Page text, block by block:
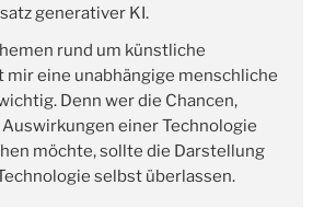
generativer KI.
rund um künstliche
mir eine unabhängige menschliche
Denn wer die Chancen,
Auswirkungen einer Technologie
möchte, sollte die Darstellung
selbst überlassen.